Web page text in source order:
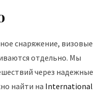
снаряжение, визовые
отдельно. Мы
через надежные
найти на International